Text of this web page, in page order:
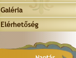
Galéria
Elérhetőség